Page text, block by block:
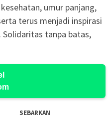
umur panjang,
terus menjadi inspirasi
Solidaritas tanpa batas,
SEBARKAN